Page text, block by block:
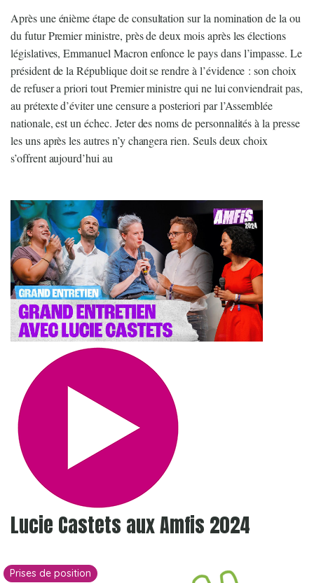
Après une énième étape de consultation sur la nomination de la ou
du futur Premier ministre, près de deux mois après les élections
législatives, Emmanuel Macron enfonce le pays dans l’impasse. Le
président de la République doit se rendre à l’évidence : son choix
de refuser a priori tout Premier ministre qui ne lui conviendrait pas,
au prétexte d’éviter une censure a posteriori par l’Assemblée
nationale, est un échec. Jeter des noms de personnalités à la presse
les uns après les autres n’y changera rien. Seuls deux choix
s’offrent aujourd’hui au
Lucie Castets aux Amfis 2024
Prises de position